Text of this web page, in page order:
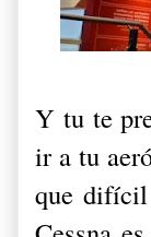
Y tu te
ir a tu
que difícil